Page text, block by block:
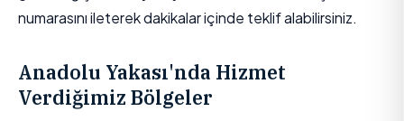
numarasını ileterek dakikalar içinde teklif alabilirsiniz.
Anadolu Yakası'nda Hizmet
Verdiğimiz Bölgeler